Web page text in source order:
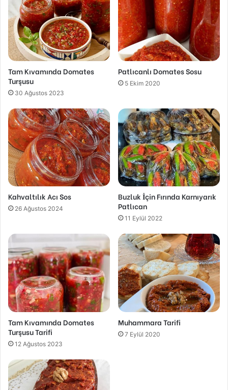
Tam Kıvamında Domates
Turşusu
30 Ağustos 2023
Patlıcanlı Domates Sosu
5 Ekim 2020
Kahvaltılık Acı Sos
26 Ağustos 2024
Buzluk İçin Fırında Karnıyarık
Patlıcan
11 Eylül 2022
Tam Kıvamında Domates
Turşusu Tarifi
12 Ağustos 2023
Muhammara Tarifi
7 Eylül 2020